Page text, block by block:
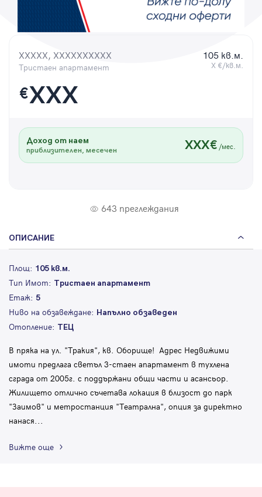
XXXXX, XXXXXXXXXX
Тристаен апартамент
105 кв.м.
X €/кв.м.
€XXX
Доход от наем
приблизителен, месечен XXX€ /мес.
643 преглеждания
ОПИСАНИЕ
Площ: 105 кв.м.
Тип Имот: Тристаен апартамент
Етаж: 5
Ниво на обзавеждане: Напълно обзаведен
Отопление: ТЕЦ
В пряка на ул. "Тракия", кв. Оборище! Адрес Недвижими
имоти предлага светъл 3-стаен апартамент в тухлена
сграда от 2005г. с поддържани общи части и асансьор.
Жилището отлично съчетава локация в близост до парк
"Заимов" и метростанция "Театрална", опция за директно
нанася...
Вижте още
Парола